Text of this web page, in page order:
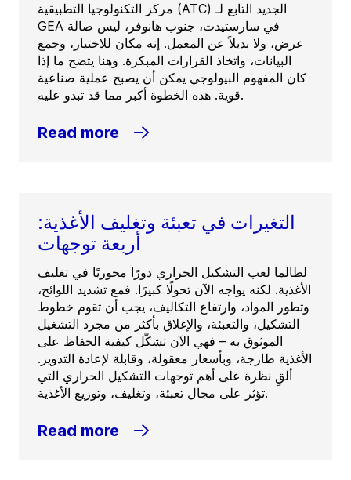
مركز التكنولوجيا التطبيقية (ATC) الجديد التابع لـ
GEA في سارستيدت، جنوب هانوفر، ليس صالة
عرض، ولا بديلاً عن المعمل. إنه مكان للاختبار، وجمع
البيانات، واتخاذ القرارات المبكرة. وهنا يتضح ما إذا
كان المفهوم البيولوجي يمكن أن يصبح عملية صناعية
قوية. هذه الخطوة أكبر مما قد تبدو عليه.
Read more
التغيرات في تعبئة وتغليف الأغذية:
أربعة توجهات
لطالما لعب التشكيل الحراري دورًا محوريًا في تغليف
الأغذية. لكنه يواجه الآن تحولًا كبيرًا. فمع تشديد اللوائح،
وتطور المواد، وارتفاع التكاليف، يجب أن تقوم خطوط
التشكيل، والتعبئة، والإغلاق بأكثر من مجرد التشغيل
الموثوق به – فهي الآن تشكّل كيفية الحفاظ على
الأغذية طازجة، وبأسعار معقولة، وقابلة لإعادة التدوير.
ألقِ نظرة على أهم توجهات التشكيل الحراري التي
تؤثر على مجال تعبئة، وتغليف، وتوزيع الأغذية.
Read more